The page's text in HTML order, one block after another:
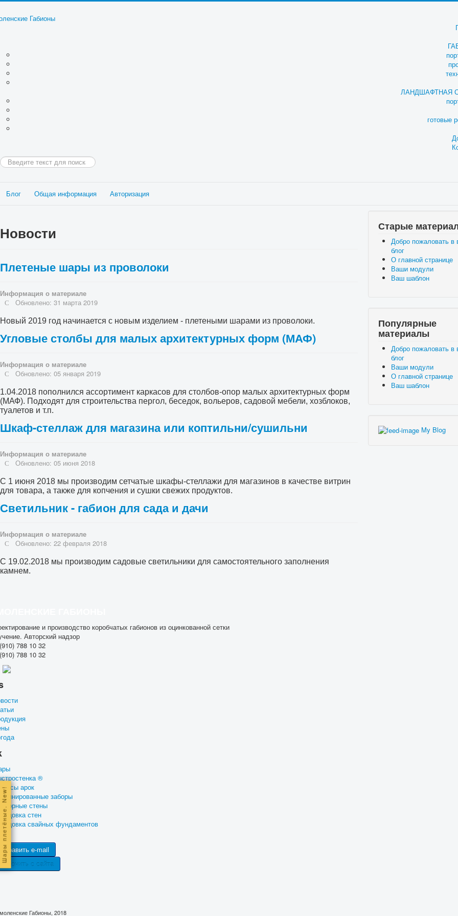
Габионы
ЛАНДШАФТНАЯ
готовые
Искать...
Блог Общая информация Авторизация
Новости
Плетеные шары из проволоки
Информация о материале
Обновлено: 31 марта 2019
Новый 2019 год начинается с новым изделием - плетеными шарами из проволоки.
Угловые столбы для малых архитектурных форм (МАФ)
Информация о материале
Обновлено: 05 января 2019
1.04.2018 пополнился ассортимент каркасов для столбов-опор малых архитектурных форм
(МАФ). Подходят для строительства пергол, беседок, вольеров, садовой мебели, хозблоков,
туалетов и т.п.
Шкаф-стеллаж для магазина или коптильни/сушильни
Информация о материале
Обновлено: 05 июня 2018
С 1 июня 2018 мы производим сетчатые шкафы-стеллажи для магазинов в качестве витрин
для товара, а также для копчения и сушки свежих продуктов.
Светильник - габион для сада и дачи
Информация о материале
Обновлено: 22 февраля 2018
С 19.02.2018 мы производим садовые светильники для самостоятельного заполнения
камнем.
Старые
Добро пожаловать в
блог
О главной странице
Ваши модули
Ваш шаблон
Популярные
материалы
Добро пожаловать в
блог
Ваши модули
О главной странице
Ваш шаблон
My Blog
и производство коробчатых габионов из оцинкованной сетки
Авторский надзор
788 10 32
788 10 32
®
арок
заборы
стены
стен
свайных фундаментов
e-mail
с сайта
Габионы, 2018
New!